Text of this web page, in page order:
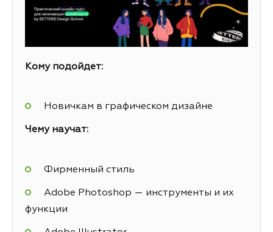
Кому подойдет:
Новичкам в графическом дизайне
Чему научат:
Фирменный стиль
Adobe Photoshop — инструменты и их
функции